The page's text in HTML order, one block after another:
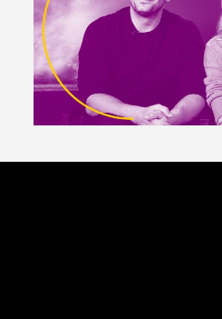
connexion